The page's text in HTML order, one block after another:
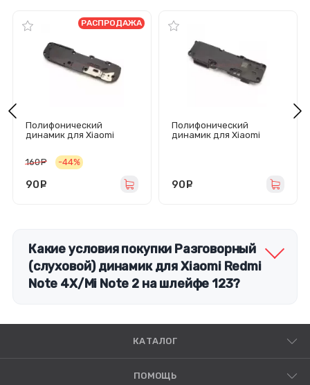
Полифонический
динамик для Xiaomi
РАСПРОДАЖА
160 руб.
-44%
90
Полифонический
динамик для Xiaomi
90
Какие условия покупки Разговорный
(слуховой) динамик для Xiaomi Redmi
Note 4X/Mi Note 2 на шлейфе 123?
КАТАЛОГ
ПОМОЩЬ